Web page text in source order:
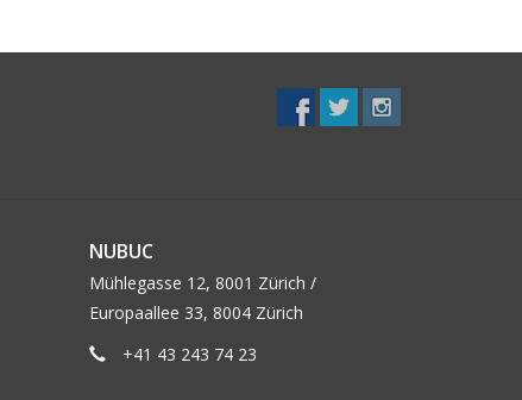
NUBUC
Mühlegasse 12, 8001 Zürich /
Europaallee 33, 8004 Zürich
+41 43 243 74 23